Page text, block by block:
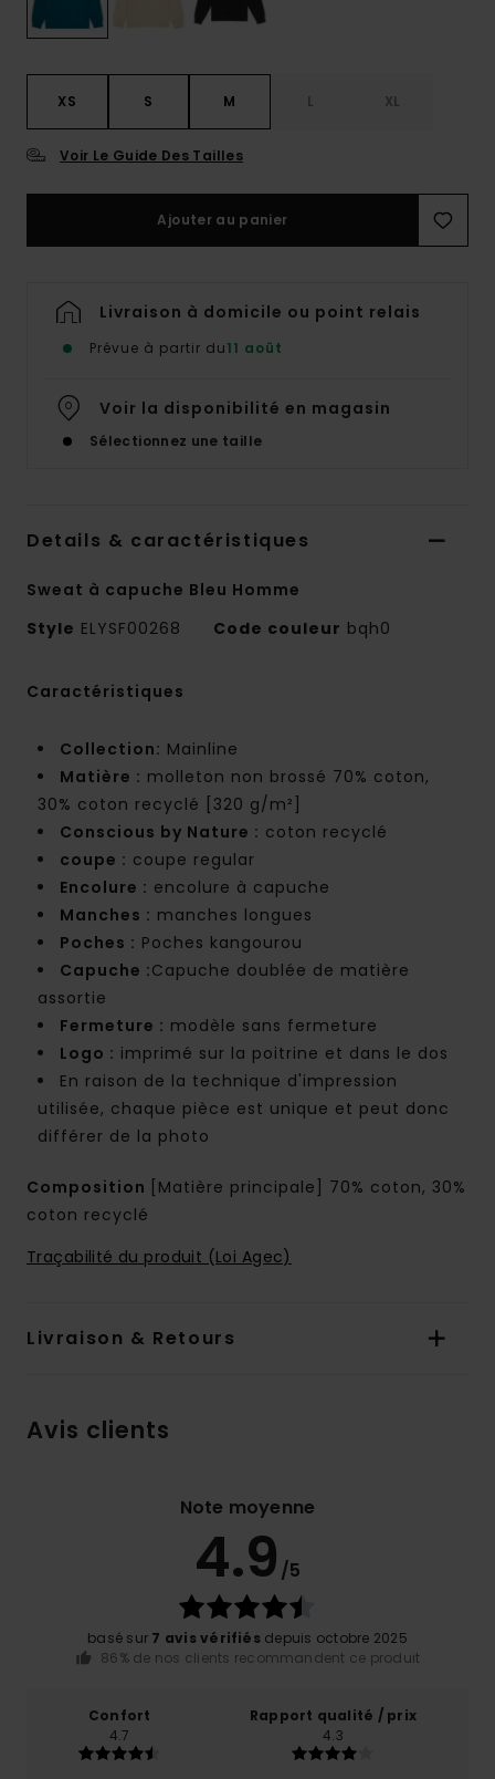
XS S M L XL
Voir Le Guide Des Tailles
Ajouter au panier
Livraison à domicile ou point relais
Prévue à partir du11 août
Voir la disponibilité en magasin
Sélectionnez une taille
Details & caractéristiques
Sweat à capuche Bleu Homme
Style ELYSF00268 Code couleur bqh0
Caractéristiques
Collection: Mainline
Matière : molleton non brossé 70% coton,
30% coton recyclé [320 g/m²]
Conscious by Nature : coton recyclé
coupe : coupe regular
Encolure : encolure à capuche
Manches : manches longues
Poches : Poches kangourou
Capuche :Capuche doublée de matière
assortie
Fermeture : modèle sans fermeture
Logo : imprimé sur la poitrine et dans le dos
En raison de la technique d'impression
utilisée, chaque pièce est unique et peut donc
différer de la photo
Composition
[Matière principale] 70% coton, 30%
coton recyclé
Traçabilité du produit (Loi Agec)
Livraison & Retours
Avis clients
Note moyenne
4.9 /5
basé sur 7 avis vérifiés depuis octobre 2025
86% de nos clients recommandent ce produit
Confort
4.7
Rapport qualité / prix
4.3